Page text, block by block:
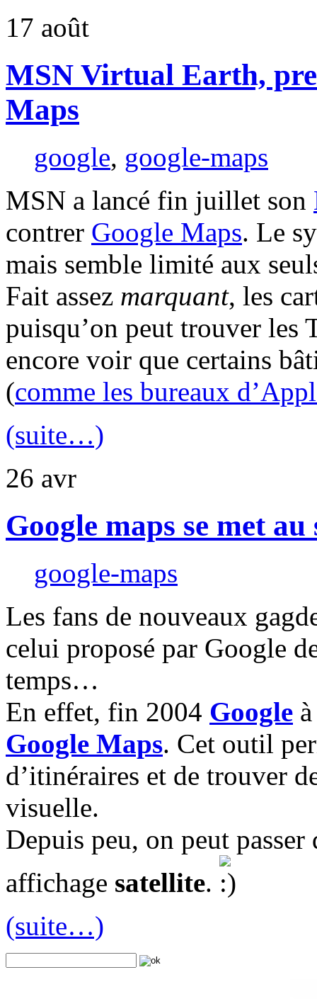
17 août
MSN Virtual Earth,
Maps
google, google-maps
MSN a lancé fin juillet son
contrer Google Maps. Le
mais semble limité aux
Fait assez marquant, les
puisqu’on peut trouver les
encore voir que certains
(comme les bureaux
(suite…)
26 avr
Google maps se met
google-maps
Les fans de nouveaux
celui proposé par Google
temps…
En effet, fin 2004 Google
Google Maps. Cet outil
d’itinéraires et de trouver
visuelle.
Depuis peu, on peut
affichage satellite.
(suite…)